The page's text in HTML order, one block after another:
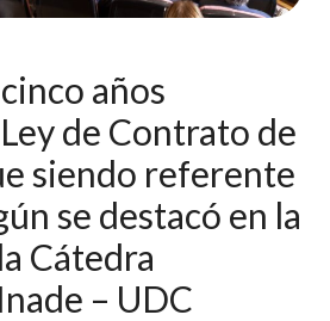
años
de Contrato de
siendo referente
se destacó en la
Cátedra
– UDC